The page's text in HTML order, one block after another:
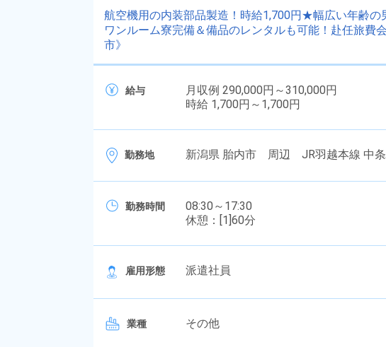
航空機用の内装部品製造！時給1,700円★幅広い年齢
ワンルーム寮完備＆備品のレンタルも可能！赴任旅
市》
給与
月収例 290,000円～310,000円
時給 1,700円～1,700円
勤務地 新潟県 胎内市 周辺 JR羽越本線 中
勤務時間
08:30～17:30
休憩：[1]60分
雇用形態 派遣社員
業種 その他